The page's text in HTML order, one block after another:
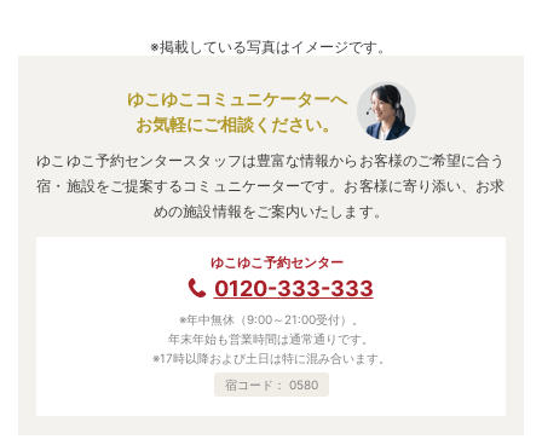
※掲載している写真はイメージです。
ゆこゆこコミュニケーターへ
お気軽にご相談ください。
ゆこゆこ予約センタースタッフは豊富な情報からお客様のご希望に合う
宿・施設をご提案するコミュニケーターです。お客様に寄り添い、お求
めの施設情報をご案内いたします。
ゆこゆこ予約センター
0120-333-333
※年中無休（9:00～21:00受付）。
年末年始も営業時間は通常通りです。
※17時以降および土日は特に混み合います。
宿コード： 0580